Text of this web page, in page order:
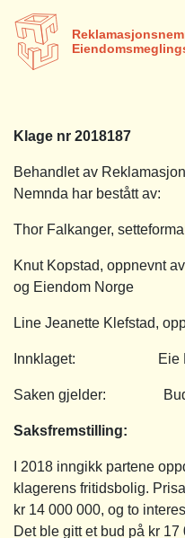
Klage nr 2018187
Behandlet av
Nemnda har bestått av:
Thor Falkanger,
Knut Kopstad, oppnevnt
og Eiendom Norge
Line Jeanette Klefstad,
Innklaget: Eie
Saken gjelder:
Saksfremstilling:
I 2018 inngikk partene
klagerens fritidsbolig.
kr 14 000 000, og to
Det ble gitt et bud på kr